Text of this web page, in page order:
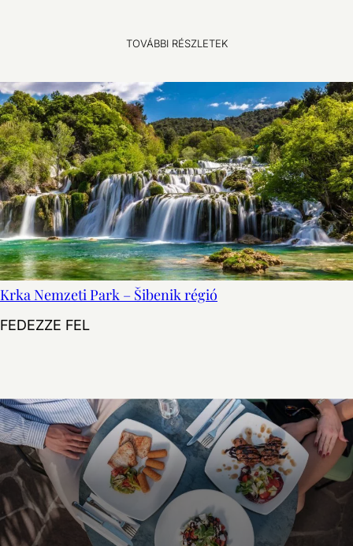
TOVÁBBI RÉSZLETEK
Krka Nemzeti Park – Šibenik régió
FEDEZZE FELKrka Nemzeti Park – Šibenik régió